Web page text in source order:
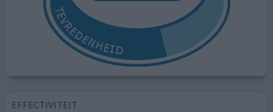
EFFECTIVITEIT